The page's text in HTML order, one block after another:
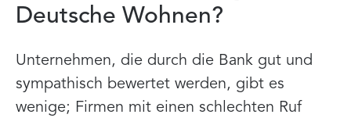
Deutsche Wohnen?
Unternehmen, die durch die Bank gut und
sympathisch bewertet werden, gibt es
wenige; Firmen mit einen schlechten Ruf